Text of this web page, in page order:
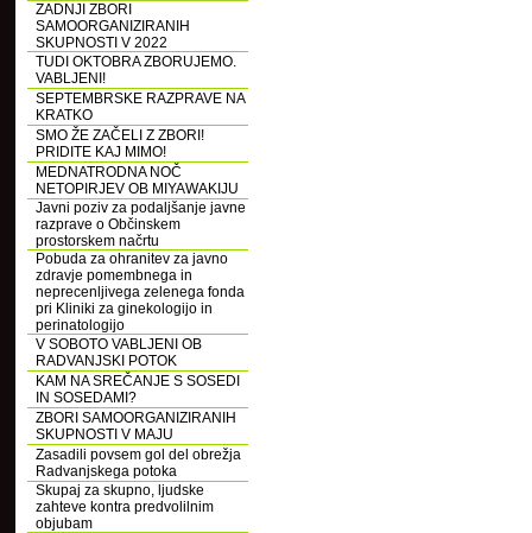
ZADNJI ZBORI
SAMOORGANIZIRANIH
SKUPNOSTI V 2022
TUDI OKTOBRA ZBORUJEMO.
VABLJENI!
SEPTEMBRSKE RAZPRAVE NA
KRATKO
SMO ŽE ZAČELI Z ZBORI!
PRIDITE KAJ MIMO!
MEDNATRODNA NOČ
NETOPIRJEV OB MIYAWAKIJU
Javni poziv za podaljšanje javne
razprave o Občinskem
prostorskem načrtu
Pobuda za ohranitev za javno
zdravje pomembnega in
neprecenljivega zelenega fonda
pri Kliniki za ginekologijo in
perinatologijo
V SOBOTO VABLJENI OB
RADVANJSKI POTOK
KAM NA SREČANJE S SOSEDI
IN SOSEDAMI?
ZBORI SAMOORGANIZIRANIH
SKUPNOSTI V MAJU
Zasadili povsem gol del obrežja
Radvanjskega potoka
Skupaj za skupno, ljudske
zahteve kontra predvolilnim
objubam